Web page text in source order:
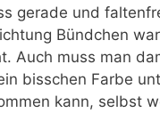
gerade und
Bündchen
Auch muss man
bisschen Farbe
kann, selbst